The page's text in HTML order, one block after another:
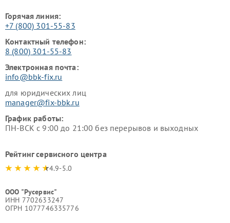
Горячая линия:
+7 (800) 301-55-83
Контактный телефон:
8 (800) 301-55-83
Электронная почта:
info@bbk-fix.ru
для юридических лиц
manager@fix-bbk.ru
График работы:
ПН-ВСК с 9:00 до 21:00 без перерывов и выходных
Рейтинг сервисного центра
4.9-5.0
ООО "Русервис"
ИНН 7702633247
ОГРН 1077746335776